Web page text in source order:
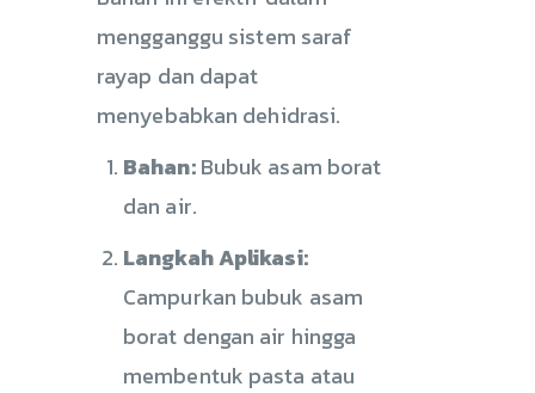
mengganggu sistem saraf
rayap dan dapat
menyebabkan dehidrasi.
Bahan:Bubuk asam borat
dan air.
Langkah Aplikasi:
Campurkan bubuk asam
borat dengan air hingga
membentuk pasta atau